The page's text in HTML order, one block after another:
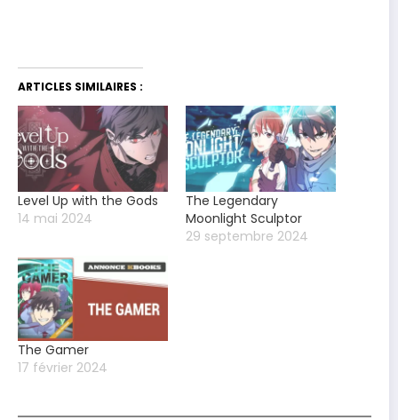
ARTICLES SIMILAIRES :
Level Up with the Gods
14 mai 2024
The Legendary
Moonlight Sculptor
29 septembre 2024
The Gamer
17 février 2024